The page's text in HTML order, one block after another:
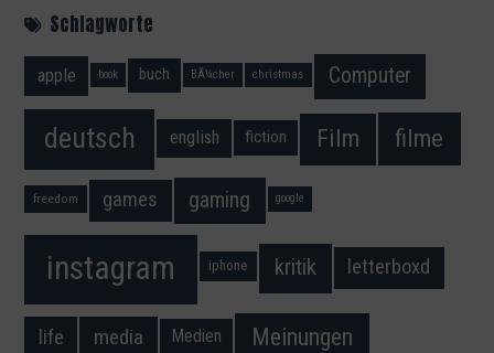
Schlagworte
apple book buch BÃ¼cher christmas Computer
deutsch english fiction Film filme
freedom games gaming google
instagram iphone kritik letterboxd
life media Medien Meinungen